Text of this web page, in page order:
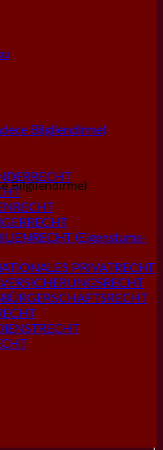
Bilgilendirme)
Bilgilendirme)
(Eigenstums-
PRIVATRECHT